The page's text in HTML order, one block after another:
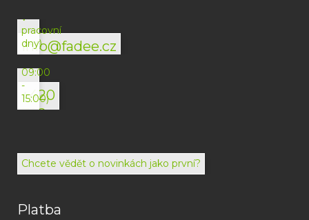
info@fadee.cz
v
pracovní
dny)
+420
792
072
(Po-
09:00
-
15:00)
Chcete vědět o novinkách jako první?
Platba